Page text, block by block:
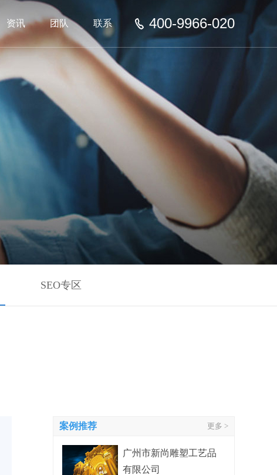
400-9966-020
资讯 团队 联系
SEO专区
案例推荐 更多 >
广州市新尚雕塑工艺品
有限公司